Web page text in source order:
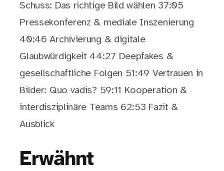
Schuss: Das richtige Bild wählen 37:05
Pressekonferenz & mediale Inszenierung
40:46 Archivierung & digitale
Glaubwürdigkeit 44:27 Deepfakes &
gesellschaftliche Folgen 51:49 Vertrauen in
Bilder: Quo vadis? 59:11 Kooperation &
interdisziplinäre Teams 62:53 Fazit &
Ausblick
Erwähnt